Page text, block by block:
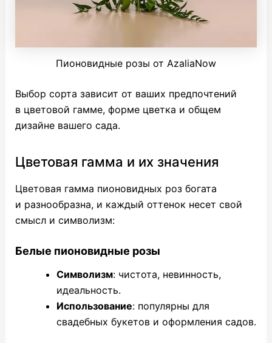
Пионовидные розы от AzaliaNow
Выбор сорта зависит от ваших предпочтений
в цветовой гамме, форме цветка и общем
дизайне вашего сада.
Цветовая гамма и их значения
Цветовая гамма пионовидных роз богата
и разнообразна, и каждый оттенок несет свой
смысл и символизм:
Белые пионовидные розы
Символизм: чистота, невинность,
идеальность.
Использование: популярны для
свадебных букетов и оформления садов.